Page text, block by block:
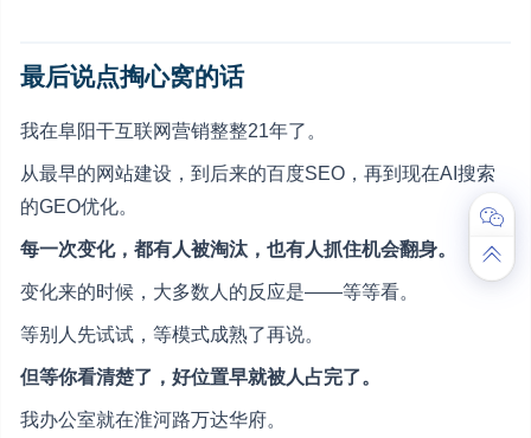
最后说点掏心窝的话
我在阜阳干互联网营销整整21年了。
从最早的网站建设，到后来的百度SEO，再到现在AI搜索
的GEO优化。
每一次变化，都有人被淘汰，也有人抓住机会翻身。
变化来的时候，大多数人的反应是——等等看。
等别人先试试，等模式成熟了再说。
但等你看清楚了，好位置早就被人占完了。
我办公室就在淮河路万达华府。